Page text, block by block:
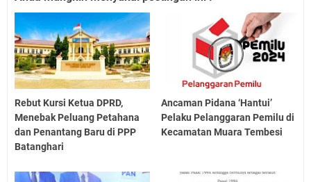
Rebut Kursi Ketua DPRD,
Menebak Peluang Petahana
dan Penantang Baru di PPP
Batanghari
Ancaman Pidana ‘Hantui’
Pelaku Pelanggaran Pemilu di
Kecamatan Muara Tembesi